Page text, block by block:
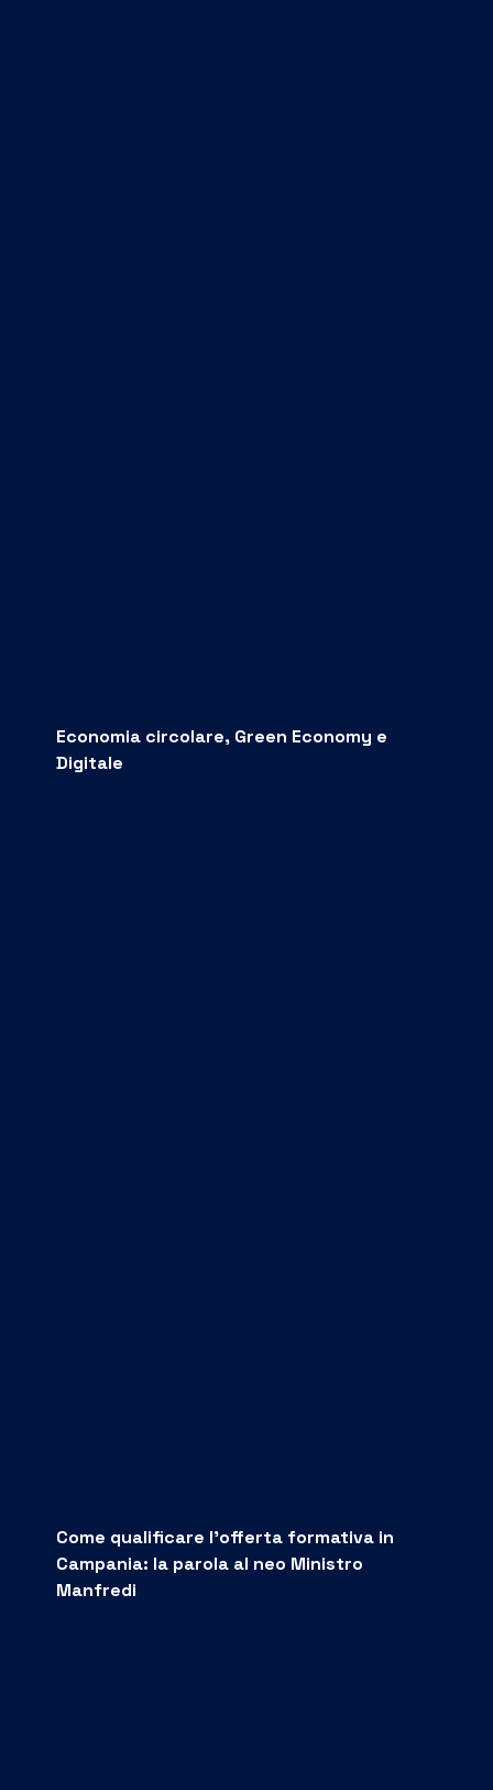
Economia circolare, Green Economy e
Digitale
Come qualificare l’offerta formativa in
Campania: la parola al neo Ministro
Manfredi